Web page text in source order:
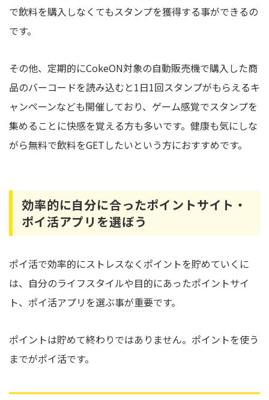
で飲料を購入しなくてもスタンプを獲得する事ができるの
です。
その他、定期的にCokeON対象の自動販売機で購入した商
品のバーコードを読み込むと1日1回スタンプがもらえるキ
ャンペーンなども開催しており、ゲーム感覚でスタンプを
集めることに快感を覚える方も多いです。健康も気にしな
がら無料で飲料をGETしたいという方におすすめです。
効率的に自分に合ったポイントサイト・
ポイ活アプリを選ぼう
ポイ活で効率的にストレスなくポイントを貯めていくに
は、自分のライフスタイルや目的にあったポイントサイ
ト、ポイ活アプリを選ぶ事が重要です。
ポイントは貯めて終わりではありません。ポイントを使う
までがポイ活です。